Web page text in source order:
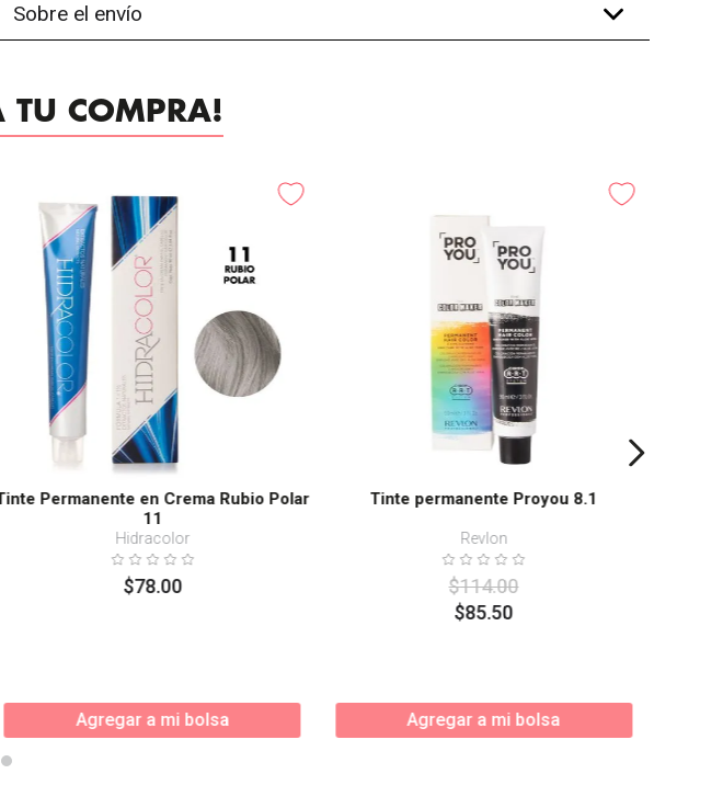
Sobre el envío +
TU COMPRA!
Permanente en Crema Rubio Polar
11
Hidracolor
$78.00
Agregar a mi bolsa
Tinte permanente Proyou 8.1
Revlon
$114.00
$85.50
Agregar a mi bolsa